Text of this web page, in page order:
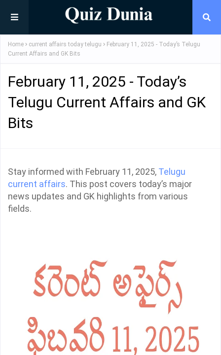
Home current affairs today telugu
February 11, 2025 - Today’s Telugu
Current Affairs and GK Bits
February 11, 2025 - Today’s
Telugu Current Affairs and GK
Bits
Stay informed with February 11, 2025, Telugu
current affairs. This post covers today’s major
news updates and GK highlights from various
fields.